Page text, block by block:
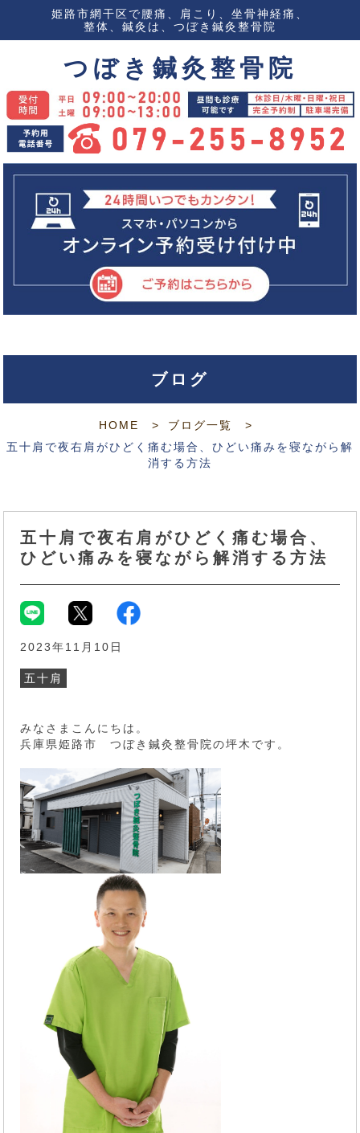
姫路市網干区で腰痛、肩こり、坐骨神経痛、
整体、鍼灸は、つぼき鍼灸整骨院
つぼき鍼灸整骨院
ブログ
HOME
ブログ一覧
五十肩で夜右肩がひどく痛む場合、ひどい痛みを寝ながら解
消する方法
五十肩で夜右肩がひどく痛む場合、
ひどい痛みを寝ながら解消する方法
2023年11月10日
五十肩
みなさまこんにちは。
兵庫県姫路市 つぼき鍼灸整骨院の坪木です。